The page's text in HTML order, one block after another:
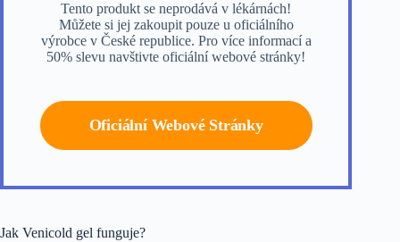
Tento produkt se neprodává v lékárnách!
Můžete si jej zakoupit pouze u oficiálního
výrobce v České republice. Pro více informací a
50% slevu navštivte oficiální webové stránky!
Oficiální Webové Stránky
Jak Venicold gel funguje?